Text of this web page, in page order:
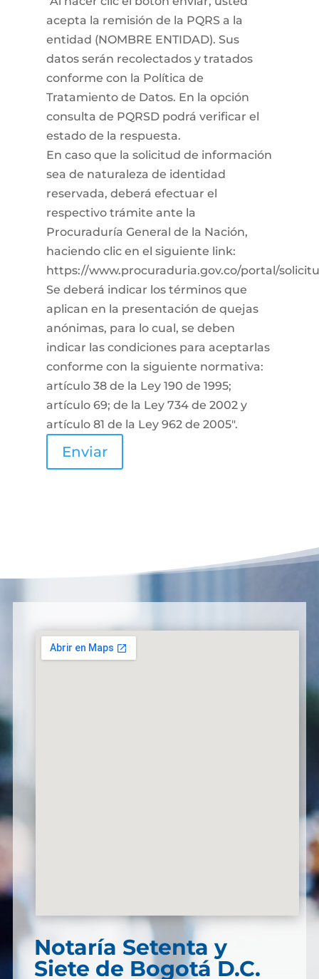
acepta la remisión de la PQRS a la
entidad (NOMBRE ENTIDAD). Sus
datos serán recolectados y tratados
conforme con la Política de
Tratamiento de Datos. En la opción
consulta de PQRSD podrá verificar el
estado de la respuesta.
En caso que la solicitud de información
sea de naturaleza de identidad
reservada, deberá efectuar el
respectivo trámite ante la
Procuraduría General de la Nación,
haciendo clic en el siguiente link:
https://www.procuraduria.gov.co/portal/
Se deberá indicar los términos que
aplican en la presentación de quejas
anónimas, para lo cual, se deben
indicar las condiciones para aceptarlas
conforme con la siguiente normativa:
artículo 38 de la Ley 190 de 1995;
artículo 69; de la Ley 734 de 2002 y
artículo 81 de la Ley 962 de 2005".
Enviar
Notaría Setenta y
Siete de Bogotá D.C.